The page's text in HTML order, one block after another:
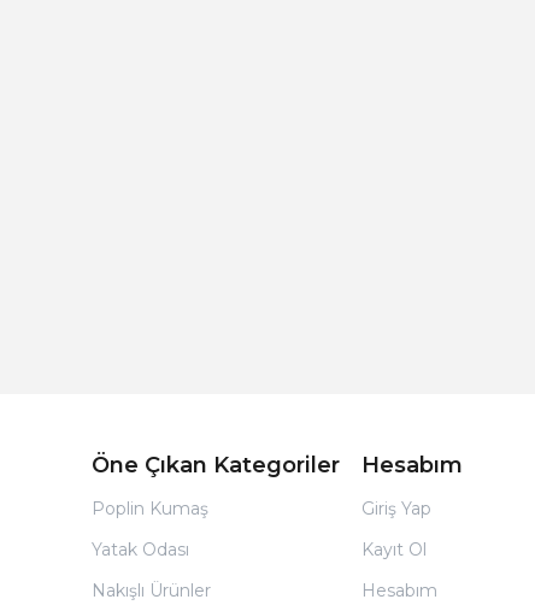
Öne Çıkan Kategoriler
Poplin Kumaş
Yatak Odası
Nakışlı Ürünler
Hesabım
Giriş Yap
Kayıt Ol
Hesabım